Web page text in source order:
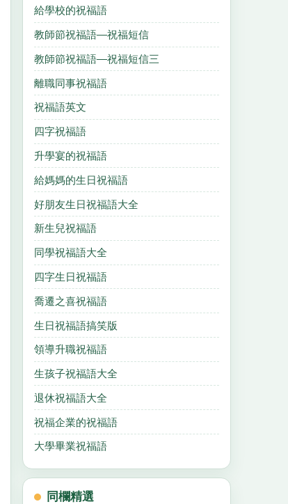
給學校的祝福語
教師節祝福語—祝福短信
教師節祝福語—祝福短信三
離職同事祝福語
祝福語英文
四字祝福語
升學宴的祝福語
給媽媽的生日祝福語
好朋友生日祝福語大全
新生兒祝福語
同學祝福語大全
四字生日祝福語
喬遷之喜祝福語
生日祝福語搞笑版
領導升職祝福語
生孩子祝福語大全
退休祝福語大全
祝福企業的祝福語
大學畢業祝福語
同欄精選